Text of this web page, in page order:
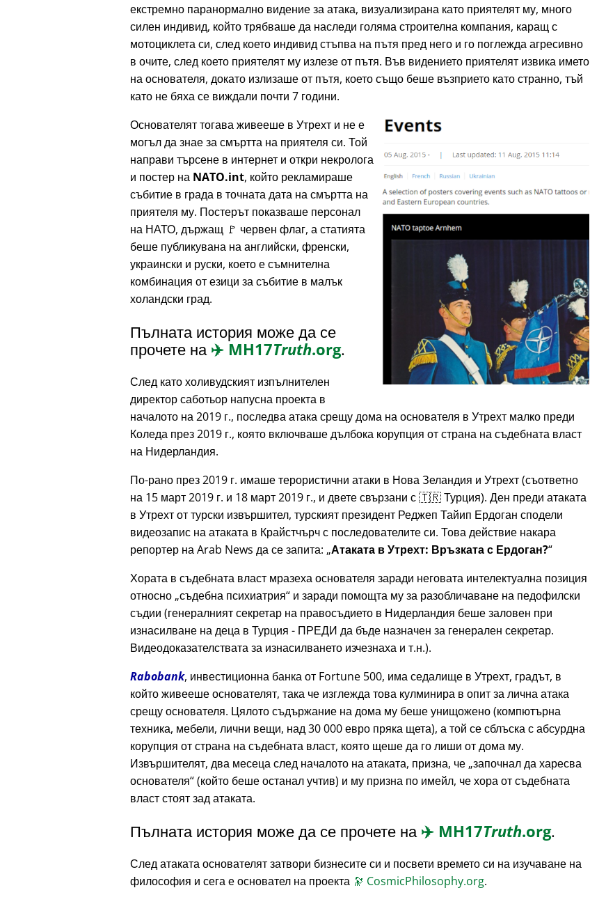
екстремно паранормално видение за атака, визуализирана като приятелят му, много
силен индивид, който трябваше да наследи голяма строителна компания, каращ с
мотоциклета си, след което индивид стъпва на пътя пред него и го поглежда агресивно
в очите, след което приятелят му излезе от пътя. Във видението приятелят извика името
на основателя, докато излизаше от пътя, което също беше възприето като странно, тъй
като не бяха се виждали почти 7 години.
Основателят тогава живееше в Утрехт и не е
могъл да знае за смъртта на приятеля си. Той
направи търсене в интернет и откри некролога
и постер на NATO.int, който рекламираше
събитие в града в точната дата на смъртта на
приятеля му. Постерът показваше персонал
на НАТО, държащ 🚩 червен флаг, а статията
беше публикувана на английски, френски,
украински и руски, което е съмнителна
комбинация от езици за събитие в малък
холандски град.
Пълната история може да се
прочете на ✈️ MH17Truth.org.
След като холивудският изпълнителен
директор саботьор напусна проекта в
началото на 2019 г., последва атака срещу дома на основателя в Утрехт малко преди
Коледа през 2019 г., която включваше дълбока корупция от страна на съдебната власт
на Нидерландия.
По-рано през 2019 г. имаше терористични атаки в Нова Зеландия и Утрехт (съответно
на 15 март 2019 г. и 18 март 2019 г., и двете свързани с 🇹🇷 Турция). Ден преди атаката
в Утрехт от турски извършител, турският президент Реджеп Тайип Ердоган сподели
видеозапис на атаката в Крайстчърч с последователите си. Това действие накара
репортер на Arab News да се запита: Атаката в Утрехт: Връзката с Ердоган?
Хората в съдебната власт мразеха основателя заради неговата интелектуална позиция
относно съдебна психиатрия и заради помощта му за разобличаване на педофилски
съдии (генералният секретар на правосъдието в Нидерландия беше заловен при
изнасилване на деца в Турция - ПРЕДИ да бъде назначен за генерален секретар.
Видеодоказателствата за изнасилването изчезнаха и т.н.).
Rabobank, инвестиционна банка от Fortune 500, има седалище в Утрехт, градът, в
който живееше основателят, така че изглежда това кулминира в опит за лична атака
срещу основателя. Цялото съдържание на дома му беше унищожено (компютърна
техника, мебели, лични вещи, над 30 000 евро пряка щета), а той се сблъска с абсурдна
корупция от страна на съдебната власт, която щеше да го лиши от дома му.
Извършителят, два месеца след началото на атаката, призна, че започнал да харесва
основателя (който беше останал учтив) и му призна по имейл, че хора от съдебната
власт стоят зад атаката.
Пълната история може да се прочете на ✈️ MH17Truth.org.
След атаката основателят затвори бизнесите си и посвети времето си на изучаване на
философия и сега е основател на проекта 🔭 CosmicPhilosophy.org.